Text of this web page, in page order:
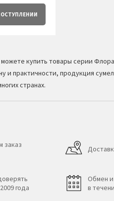
купить товары серии
и практичности, продукция
странах.
заказ
года
Обмен
в